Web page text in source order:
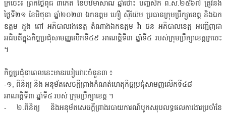
ក្រចេះ៖ ព្រឹកថ្ងៃពុធ ៣កើត ខែបឋមាសាឍ ឆ្នាំថោះ បញ្ចស័ក ព.ស.២៥៦៧ ត្រូវនឹង
ថ្ងៃទី២១ ខែមិថុនា ឆ្នាំ២០២៣ ឯកឧត្តម ហឿ ស៊ីយ៉ែម ប្រធានក្រុមប្រឹក្សាខេត្ត និងឯក
ឧត្តម ដួង ពៅ អភិបាលរងខេត្ត តំណាងឯកឧត្តម វ៉ា ថន អភិបាលខេត្ត អញ្ជើញជា
អធិបតីក្នុងកិច្ចប្រជុំសាមញ្ញលើកទី៤៩ អាណត្តិទី៣ ឆ្នាំទី៤ របស់ក្រុមប្រឹក្សាខេត្តក្រចេះ
។
កិច្ចប្រជុំនាពេលនេះមានរបៀបវារៈចំនួន៣ ៖
-១, ពិនិត្យ និង អនុម័តសេចក្ដីព្រាងកំណត់ហេតុកិច្ចប្រជុំសាមញ្ញលើកទី៤៨
អាណត្តិទី៣ ឆ្នាំទី៤ របស់ ក្រុមប្រឹក្សាខេត្ត ។
- ២.ពិនិត្យ និងអនុម័តសេចក្តីព្រាងរបាយការណ៍បូកសរុបលទ្ធផលការងារប្រចាំខែ